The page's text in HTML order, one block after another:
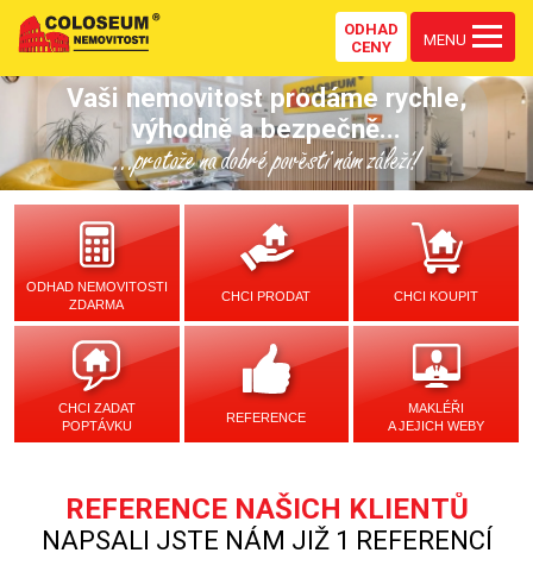
ODHAD
CENY
MENU
Vaši nemovitost prodáme rychle,
výhodně a bezpečně...
...protože na dobré pověsti nám záleží!
ODHAD NEMOVITOSTI
ZDARMA
CHCI PRODAT CHCI KOUPIT
CHCI ZADAT
POPTÁVKU
REFERENCE
MAKLÉŘI
A JEJICH WEBY
REFERENCE NAŠICH KLIENTŮ
NAPSALI JSTE NÁM JIŽ 1 REFERENCÍ